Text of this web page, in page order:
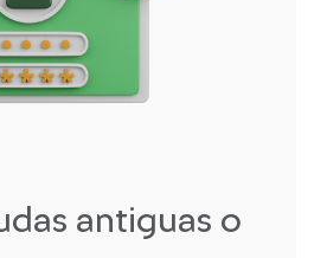
antiguas o